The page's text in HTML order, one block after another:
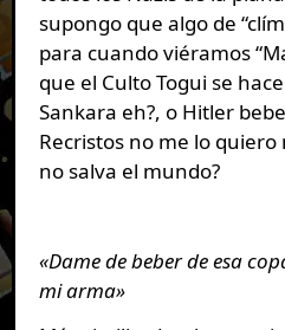
supongo que algo de
para cuando viéramos
que el Culto Togui se
Sankara eh?, o Hitler
Recristos no me lo quiero
no salva el mundo?
«Dame de beber de esa
mi arma»